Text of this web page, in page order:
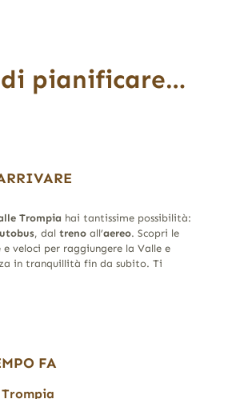
pianificare…
Trompia hai tantissime possibilità:
, dal trenoall’aereo. Scopri le
veloci per raggiungere la Valle e
in tranquillità fin da subito. Ti
FA